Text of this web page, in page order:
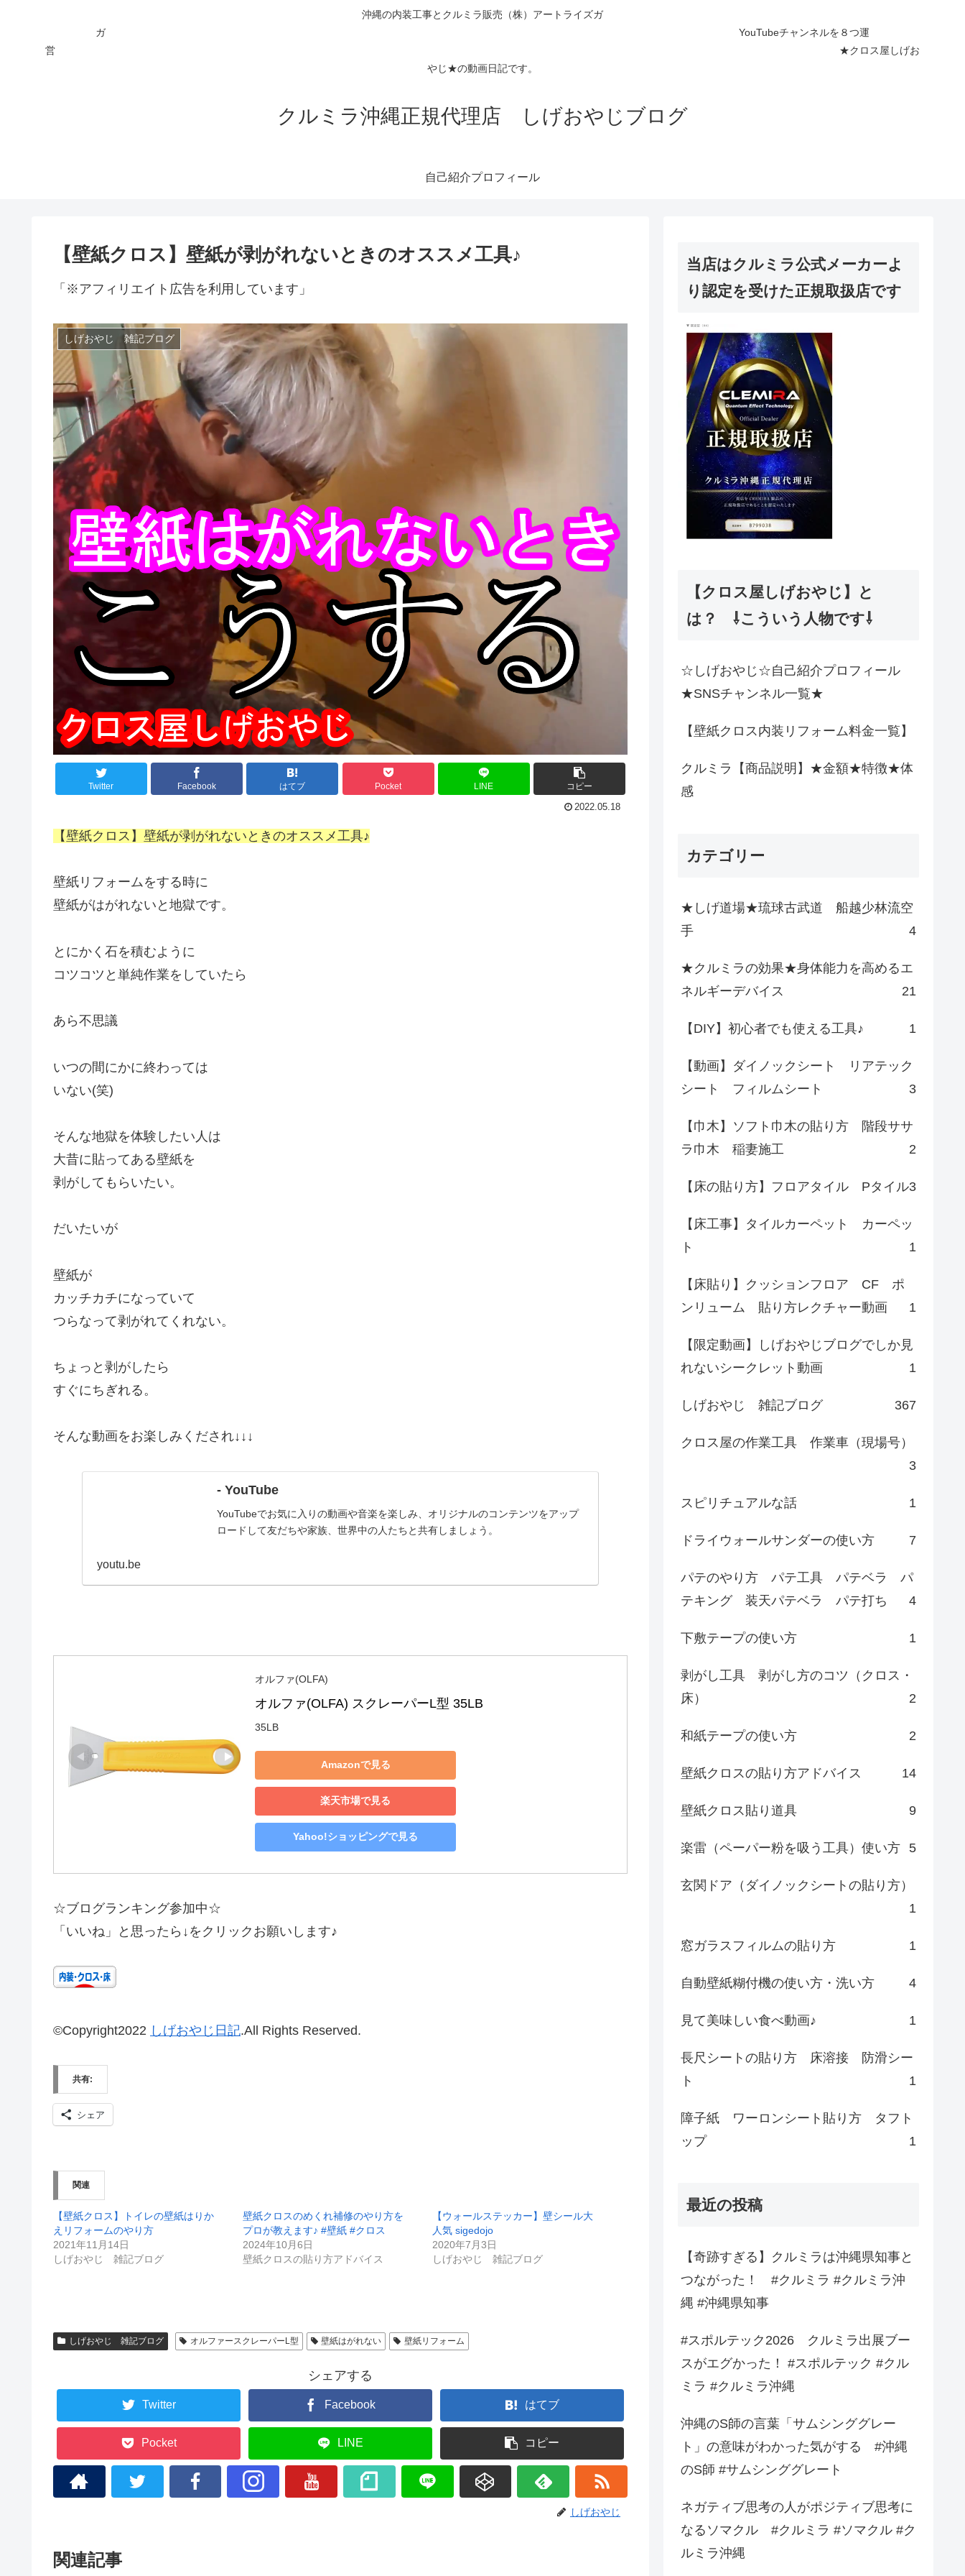
沖縄の内装工事とクルミラ販売（株）アートライズガ
ガ YouTubeチャンネルを８つ運
営 ★クロス屋しげお
やじ★の動画日記です。
クルミラ沖縄正規代理店 しげおやじブログ
自己紹介プロフィール
【壁紙クロス】壁紙が剥がれないときのオススメ工具♪
「※アフィリエイト広告を利用しています」
しげおやじ 雑記ブログ
Twitter Facebook はてブ Pocket LINE コピー
2022.05.18
【壁紙クロス】壁紙が剥がれないときのオススメ工具♪
壁紙リフォームをする時に
壁紙がはがれないと地獄です。
とにかく石を積むように
コツコツと単純作業をしていたら
あら不思議
いつの間にかに終わっては
いない(笑)
そんな地獄を体験したい人は
大昔に貼ってある壁紙を
剥がしてもらいたい。
だいたいが
壁紙が
カッチカチになっていて
つらなって剥がれてくれない。
ちょっと剥がしたら
すぐにちぎれる。
そんな動画をお楽しみくだされ↓↓↓
- YouTube
YouTubeでお気に入りの動画や音楽を楽しみ、オリジナルのコンテンツをアップ
ロードして友だちや家族、世界中の人たちと共有しましょう。
youtu.be
オルファ(OLFA)
オルファ(OLFA) スクレーパーL型 35LB
35LB
Amazonで見る
楽天市場で見る
Yahoo!ショッピングで見る
☆ブログランキング参加中☆
「いいね」と思ったら↓をクリックお願いします♪
©Copyright2022 しげおやじ日記.All Rights Reserved.
共有:
シェア
関連
【壁紙クロス】トイレの壁紙はりか
えリフォームのやり方
2021年11月14日
しげおやじ 雑記ブログ
壁紙クロスのめくれ補修のやり方を
プロが教えます♪ #壁紙 #クロス
2024年10月6日
壁紙クロスの貼り方アドバイス
【ウォールステッカー】壁シール大
人気 sigedojo
2020年7月3日
しげおやじ 雑記ブログ
しげおやじ 雑記ブログ オルファースクレーパーL型 壁紙はがれない 壁紙リフォーム
シェアする
Twitter Facebook はてブ
Pocket LINE コピー
しげおやじ
関連記事
当店はクルミラ公式メーカーよ
り認定を受けた正規取扱店です
【クロス屋しげおやじ】と
は？ ⇩こういう人物です⇩
☆しげおやじ☆自己紹介プロフィール
★SNSチャンネル一覧★
【壁紙クロス内装リフォーム料金一覧】
クルミラ【商品説明】★金額★特徴★体
感
カテゴリー
★しげ道場★琉球古武道 船越少林流空
手
4
★クルミラの効果★身体能力を高めるエ
ネルギーデバイス
21
【DIY】初心者でも使える工具♪ 1
【動画】ダイノックシート リアテック
シート フィルムシート
3
【巾木】ソフト巾木の貼り方 階段ササ
ラ巾木 稲妻施工
2
【床の貼り方】フロアタイル Pタイル3
【床工事】タイルカーペット カーペッ
ト
1
【床貼り】クッションフロア CF ポ
ンリューム 貼り方レクチャー動画
1
【限定動画】しげおやじブログでしか見
れないシークレット動画
1
しげおやじ 雑記ブログ 367
クロス屋の作業工具 作業車（現場号）
3
スピリチュアルな話 1
ドライウォールサンダーの使い方 7
パテのやり方 パテ工具 パテベラ パ
テキング 装天パテベラ パテ打ち
4
下敷テープの使い方 1
剥がし工具 剥がし方のコツ（クロス・
床）
2
和紙テープの使い方 2
壁紙クロスの貼り方アドバイス 14
壁紙クロス貼り道具 9
楽雷（ペーパー粉を吸う工具）使い方 5
玄関ドア（ダイノックシートの貼り方）
1
窓ガラスフィルムの貼り方 1
自動壁紙糊付機の使い方・洗い方 4
見て美味しい食べ動画♪ 1
長尺シートの貼り方 床溶接 防滑シー
ト
1
障子紙 ワーロンシート貼り方 タフト
ップ
1
最近の投稿
【奇跡すぎる】クルミラは沖縄県知事と
つながった！ #クルミラ #クルミラ沖
縄 #沖縄県知事
#スポルテック2026 クルミラ出展ブー
スがエグかった！ #スポルテック #クル
ミラ #クルミラ沖縄
沖縄のS師の言葉「サムシンググレー
ト」の意味がわかった気がする #沖縄
のS師 #サムシンググレート
ネガティブ思考の人がポジティブ思考に
なるソマクル #クルミラ #ソマクル #ク
ルミラ沖縄